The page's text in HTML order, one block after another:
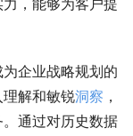
，能够为客户提
企业战略规划的
解和敏锐洞察 ，
通过对历史数据